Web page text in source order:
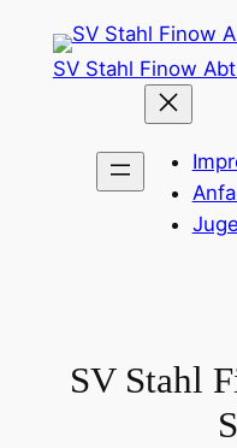
Inhalt
SV Stahl Finow
SV Stahl